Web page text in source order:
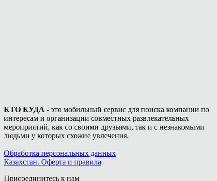
КТО КУДА - это мобильный сервис для поиска компании по
интересам и организации совместных развлекательных
мероприятий, как со своими друзьями, так и с незнакомыми
людьми у которых схожие увлечения.
Обработка персональных данных
Казахстан. Оферта и правила
Присоединитесь к нам